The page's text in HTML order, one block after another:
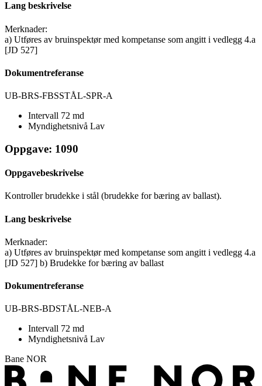
Lang beskrivelse
Merknader:
a) Utføres av bruinspektør med kompetanse som angitt i vedlegg 4.a
[JD 527]
Dokumentreferanse
UB-BRS-FBSSTÅL-SPR-A
Intervall 72 md
Myndighetsnivå Lav
Oppgave: 1090
Oppgavebeskrivelse
Kontroller brudekke i stål (brudekke for bæring av ballast).
Lang beskrivelse
Merknader:
a) Utføres av bruinspektør med kompetanse som angitt i vedlegg 4.a
[JD 527] b) Brudekke for bæring av ballast
Dokumentreferanse
UB-BRS-BDSTÅL-NEB-A
Intervall 72 md
Myndighetsnivå Lav
Bane NOR